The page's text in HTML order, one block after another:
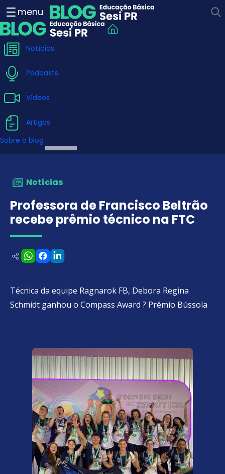
Professora de Francisco
menu
Notícias
Podcasts
Vídeos
Artigos
Sobre o blog
Notícias
Professora de Francisco Beltrão
recebe prêmio técnico na FTC
Técnica da equipe Ragnarok FB, Debora Regina
Schmidt ganhou o Compass Award ? Prêmio Bússola